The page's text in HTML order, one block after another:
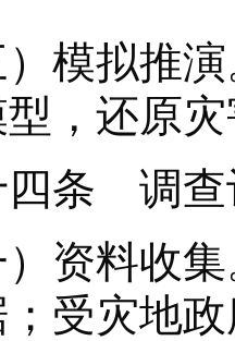
拟推演
，还原
调查评
料收集
受灾地